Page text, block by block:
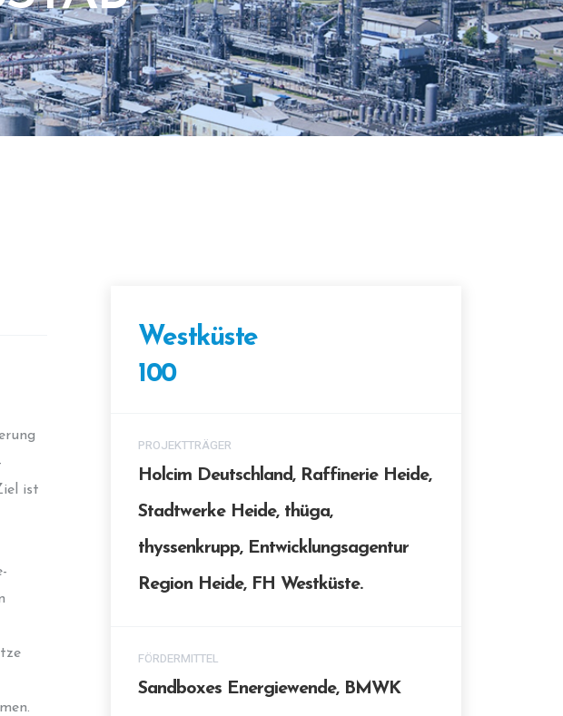
ist
Westküste
100
PROJEKTTRÄGER
Holcim Deutschland, Raffinerie Heide,
Stadtwerke Heide, thüga,
thyssenkrupp, Entwicklungsagentur
Region Heide, FH Westküste.
FÖRDERMITTEL
Sandboxes Energiewende, BMWK